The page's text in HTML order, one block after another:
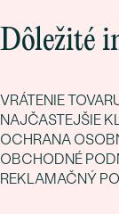
Dôležité
VRÁTENIE
NAJČASTEJŠIE
OCHRANA
OBCHODNÉ
REKLAMAČNÝ